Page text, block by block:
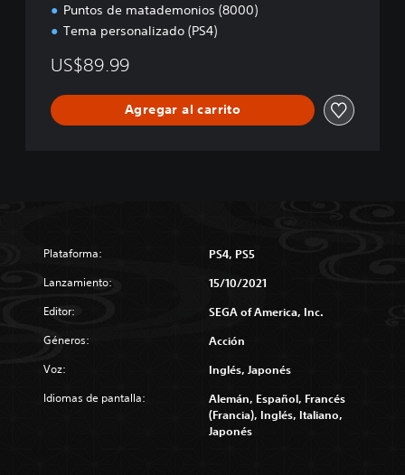
Puntos de matademonios (8000)
Tema personalizado (PS4)
US$89.99
Agregar al carrito
Plataforma: PS4, PS5
Lanzamiento: 15/10/2021
Editor: SEGA of America, Inc.
Géneros: Acción
Voz: Inglés, Japonés
Idiomas de pantalla:
Alemán, Español, Francés
(Francia), Inglés, Italiano,
Japonés